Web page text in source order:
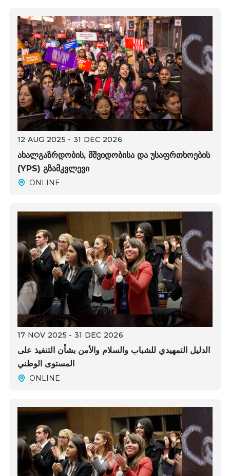
12 AUG 2025 - 31 DEC 2026
ახალგაზრდობის, მშვიდობისა და უსაფრთხოების
(YPS) გზამკვლევი
ONLINE
17 NOV 2025 - 31 DEC 2026
الدليل التمهيدي للشباب والسلام والأمن بشأن التنفيذ على
المستوى الوطني
ONLINE